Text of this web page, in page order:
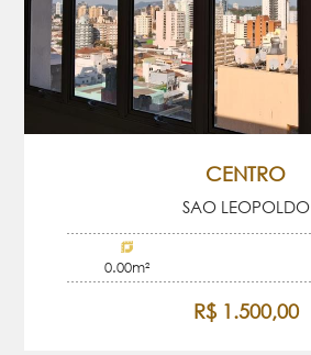
CENTRO
SAO LEOPOLDO
0.00m²
R$ 1.500,00